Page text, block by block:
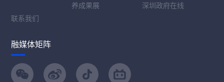
养成果展
联系我们
深圳政府在线
融媒体矩阵